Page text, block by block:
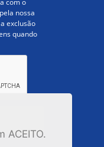
ACEITO.
com o
nossa
exclusão
quando